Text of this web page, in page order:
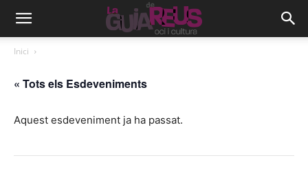
Inici
« Tots els Esdeveniments
Aquest esdeveniment ja ha passat.